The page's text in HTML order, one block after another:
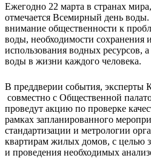
Ежегодно 22 марта в странах
отмечается Всемирный день
внимание общественности к
воды, необходимости сохранения
использования водных ресурсов,
воды в жизни каждого человека.
В преддверии события, эксперты
совместно с Общественной
проведут акцию по проверке
рамках запланированного
стандартизации и метрологии
квартирам жилых домов, с целью
и проведения необходимых